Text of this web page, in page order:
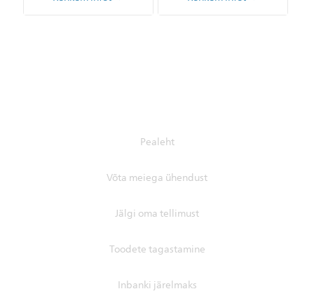
Pealeht
Võta meiega ühendust
Jälgi oma tellimust
Toodete tagastamine
Inbanki järelmaks